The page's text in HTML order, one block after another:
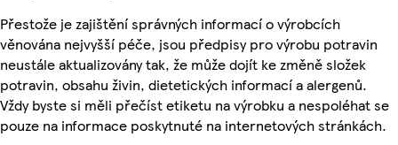
Přestože je zajištění správných informací o výrobcích
věnována nejvyšší péče, jsou předpisy pro výrobu potravin
neustále aktualizovány tak, že může dojít ke změně složek
potravin, obsahu živin, dietetických informací a alergenů.
Vždy byste si měli přečíst etiketu na výrobku a nespoléhat se
pouze na informace poskytnuté na internetových stránkách.